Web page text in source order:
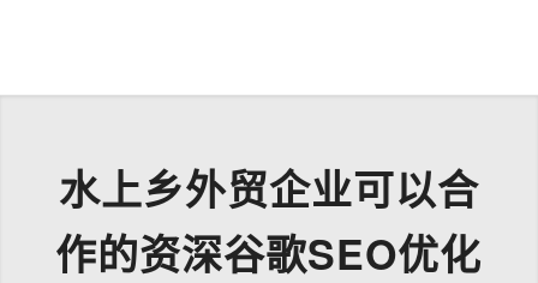
水上乡外贸企业可以合
作的资深谷歌SEO优化